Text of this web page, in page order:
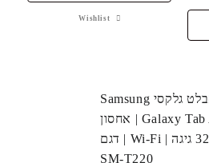
Wishlist